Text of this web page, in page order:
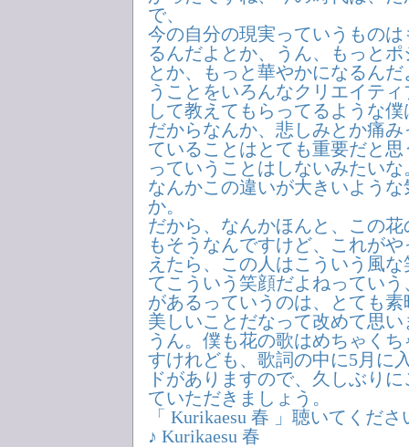
で、
今の自分の現実っていうもの
るんだよとか、うん、もっと
とか、もっと華やかになるん
うことをいろんなクリエイテ
して教えてもらってるような
だからなんか、悲しみとか痛
ていることはとても重要だと
っていうことはしないみたいな
なんかこの違いが大きいよう
か。
だから、なんかほんと、この
もそうなんですけど、これが
えたら、この人はこういう風
てこういう笑顔だよねってい
があるっていうのは、とても
美しいことだなって改めて思
うん。僕も花の歌はめちゃく
すけれども、歌詞の中に5月に
ドがありますので、久しぶり
ていただきましょう。
「 Kurikaesu 春 」聴いてくださ
♪ Kurikaesu 春